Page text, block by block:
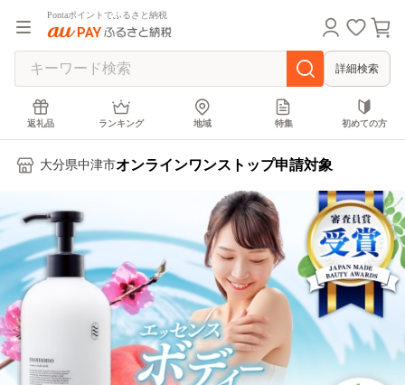
Pontaポイントでふるさと納税
詳細検索
返礼品 ランキング 地域 特集 初めての方
大分県中津市オンラインワンストップ申請対象